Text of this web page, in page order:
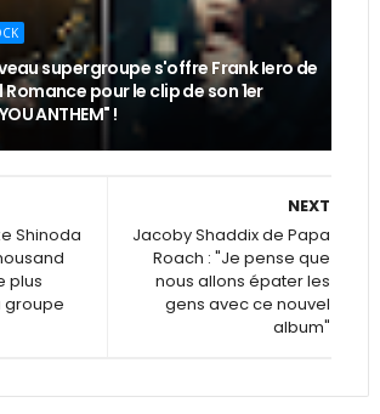
supergroupe s'offre Frank Iero de
pour le clip de son 1er
ANTHEM" !
NEXT
Jacoby Shaddix de Papa
Roach : "Je pense que
nous allons épater les
gens avec ce nouvel
album"
Shinoda
plus
groupe